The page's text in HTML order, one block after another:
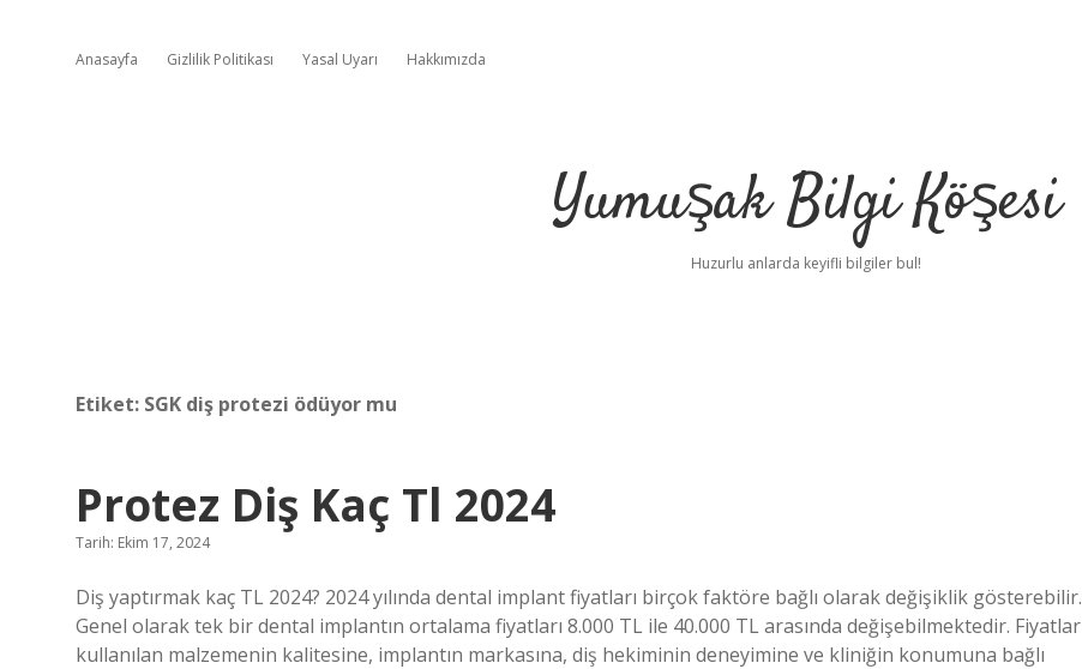
Anasayfa Gizlilik Politikası Yasal Uyarı Hakkımızda
Yumuşak Bilgi Köşesi
Huzurlu anlarda keyifli bilgiler bul!
Etiket: SGK diş protezi ödüyor mu
Protez Diş Kaç Tl 2024
Tarih: Ekim 17, 2024
Diş yaptırmak kaç TL 2024? 2024 yılında dental implant fiyatları birçok faktöre bağlı olarak değişiklik gösterebilir.
Genel olarak tek bir dental implantın ortalama fiyatları 8.000 TL ile 40.000 TL arasında değişebilmektedir. Fiyatlar
kullanılan malzemenin kalitesine, implantın markasına, diş hekiminin deneyimine ve kliniğin konumuna bağlı